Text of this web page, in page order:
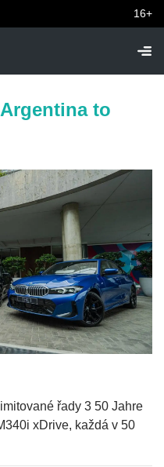
16+
to
řady 3 50 Jahre
xDrive, každá v 50